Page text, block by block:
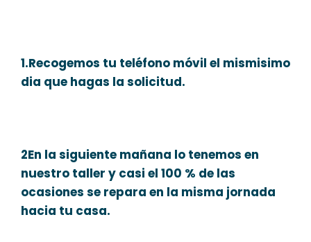
1.Recogemos tu teléfono móvil el mismisimo
dia que hagas la solicitud.
2En la siguiente mañana lo tenemos en
nuestro taller y casi el 100 % de las
ocasiones se repara en la misma jornada
hacia tu casa.